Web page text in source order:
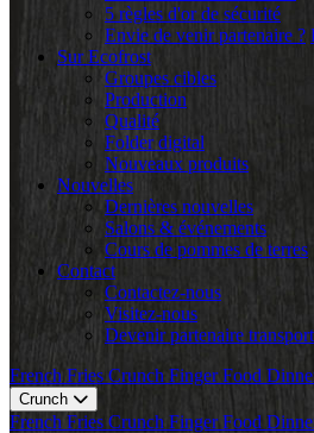
5 règles d'or de sécurité
Envie de venir partenaire ?
Sur Ecofrost
Groupes cibles
Production
Qualité
Folder digital
Nouveaux produits
Nouvelles
Dernières nouvelles
Salons & événements
Cours de pommes de terres
Contact
Contactez-nous
Visitez-nous
Devenir partenaire transport
French Fries Crunch Finger Food
Crunch
French Fries Crunch Finger Food